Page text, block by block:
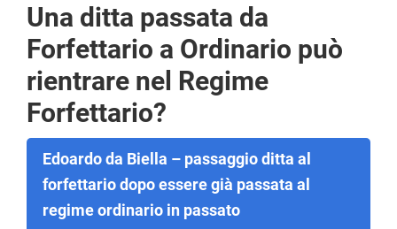
partita
Iva
forfettaria
Una ditta passata da
Forfettario a Ordinario può
rientrare nel Regime
Forfettario?
Edoardo da Biella – passaggio ditta al
forfettario dopo essere già passata al
regime ordinario in passato